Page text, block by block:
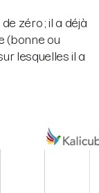
zéro ; il a déjà
(bonne ou
lesquelles il a